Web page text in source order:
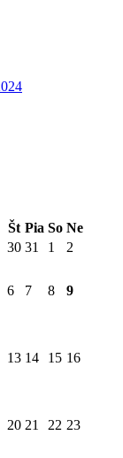
Št Pia So Ne
30 31 1 2
6 7 8 9
13 14 15 16
20 21 22 23